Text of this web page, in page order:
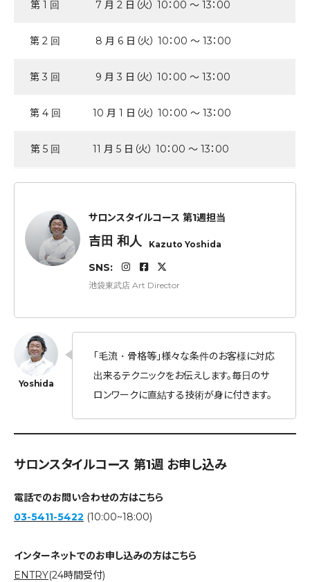
第 1 回 7 月 2 日（火） 10：00 ～ 13：00
第 2 回 8 月 6 日（火） 10：00 ～ 13：00
第 3 回 9 月 3 日（火） 10：00 ～ 13：00
第 4 回 10 月 1 日（火） 10：00 ～ 13：00
第 5 回 11 月 5 日（火） 10：00 ～ 13：00
サロンスタイルコース 第1週担当
吉田 和人 Kazuto Yoshida
SNS:
池袋東武店 Art Director
「毛流・骨格等」様々な条件のお客様に対応
出来るテクニックをお伝えします。毎日のサ
ロンワークに直結する技術が身に付きます。
サロンスタイルコース 第1週 お申し込み
電話でのお問い合わせの方はこちら
03-5411-5422 (10:00~18:00)
インターネットでのお申し込みの方はこちら
ENTRY(24時間受付)